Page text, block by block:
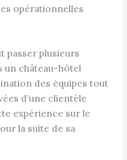
opérationnelles
passer plusieurs
un château-hôtel
des équipes tout
d’une clientèle
expérience sur le
la suite de sa